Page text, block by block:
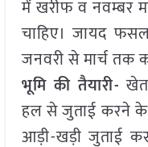
में खरीफ व नवम्बर
चाहिए। जायद
जनवरी से मार्च तक
भूमि की तैयारी-
हल से जुताई करने के
आड़ी-खड़ी जुताई